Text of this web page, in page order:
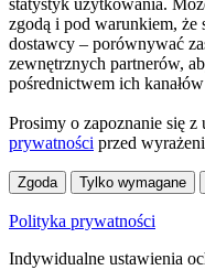
statystyk użytkowania.
zgodą i pod warunkiem, że
dostawcy – porównywać
zewnętrznych partnerów,
pośrednictwem ich
Prosimy o zapoznanie się z
prywatności przed
Zgoda Tylko wymagane
Polityka prywatności
Indywidualne ustawienia